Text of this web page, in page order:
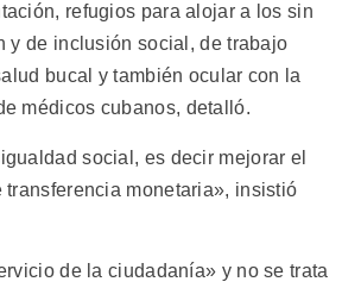
refugios para alojar a los sin
y de inclusión social, de trabajo
bucal y también ocular con la
médicos cubanos, detalló.
social, es decir mejorar el
monetaria», insistió
de la ciudadanía» y no se trata